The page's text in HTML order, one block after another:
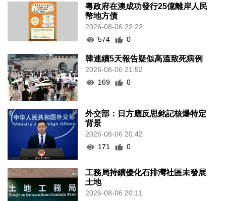
粵政府在澳成功發行25億離岸人民
幣地方債
2026-08-06 22:22
574
0
韓連續5天報告疑似高溫致死病例
2026-08-06 21:52
169
0
外交部：日方應反思銘記核爆特定
背景
2026-08-06 20:42
171
0
工務局持續優化石排灣社區未發展
土地
2026-08-06 20:11